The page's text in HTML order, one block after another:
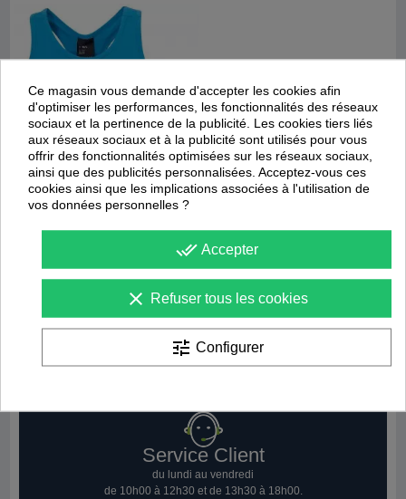
Brassière Attitude Pro Femme
Kempa
24,43 €
Service Client
du lundi au vendredi
de 10h00 à 12h30 et de 13h30 à 18h00.
Ce magasin vous demande d'accepter les cookies afin
d'optimiser les performances, les fonctionnalités des réseaux
sociaux et la pertinence de la publicité. Les cookies tiers liés
aux réseaux sociaux et à la publicité sont utilisés pour vous
offrir des fonctionnalités optimisées sur les réseaux sociaux,
ainsi que des publicités personnalisées. Acceptez-vous ces
cookies ainsi que les implications associées à l'utilisation de
vos données personnelles ?
done_all Accepter
clear Refuser tous les cookies
tune Configurer